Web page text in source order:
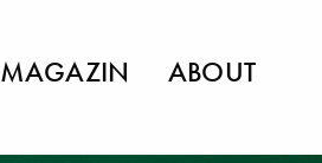
MAGAZIN ABOUT